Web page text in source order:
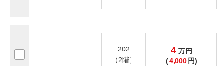
202
（2階）
4 万円
(4,000 円)